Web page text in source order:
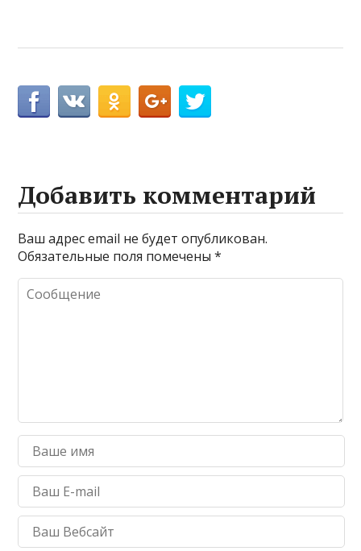
Добавить комментарий
Ваш адрес email не будет опубликован.
Обязательные поля помечены*